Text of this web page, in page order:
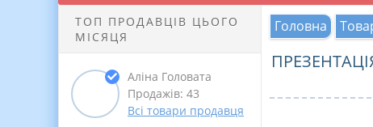
ТОП ПРОДАВЦІВ ЦЬОГО
МІСЯЦЯ
Аліна Головата
Продажів: 43
Всі товари продавця
Головна